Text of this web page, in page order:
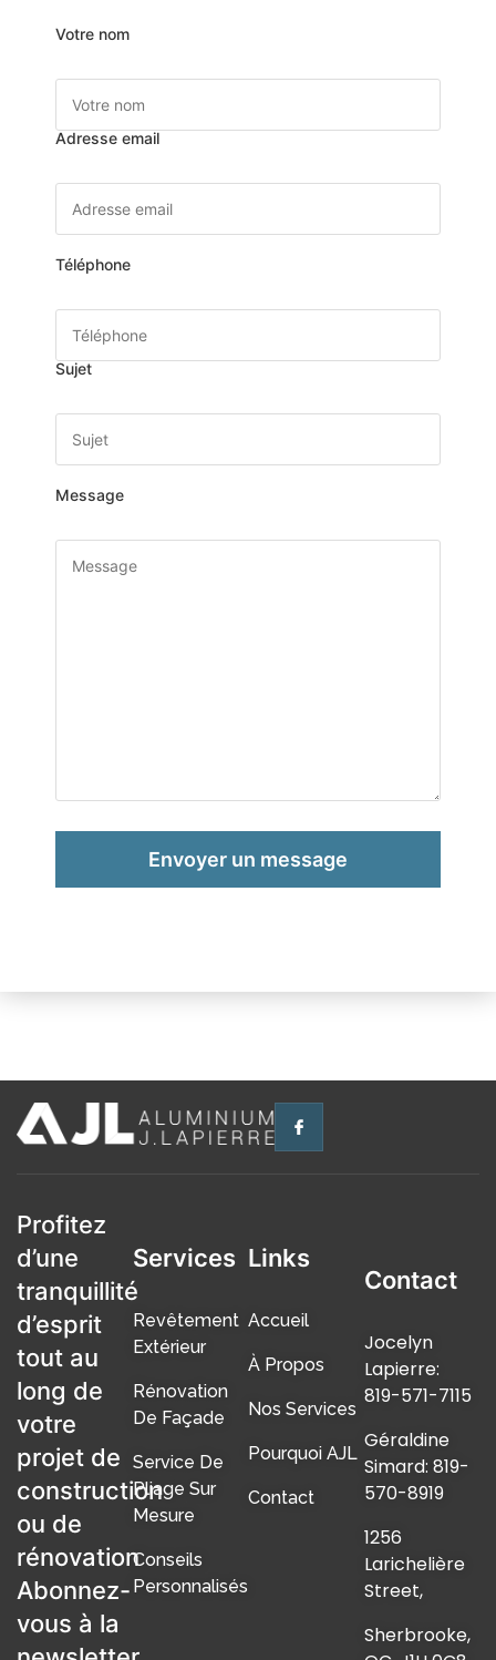
Votre nom
Adresse email
Téléphone
Sujet
Message
Profitez
d’une
tranquillité
d’esprit
tout au
long de
votre
projet de
construction
ou de
rénovation
Abonnez-
vous à la
Services
Revêtement
Extérieur
Rénovation
De Façade
Service De
Pliage Sur
Mesure
Conseils
Personnalisés
Links
Accueil
À Propos
Nos Services
Pourquoi AJL
Contact
Contact
Jocelyn
Lapierre:
819-571-7115
Géraldine
Simard: 819-
570-8919
1256
Larichelière
Street,
Sherbrooke,